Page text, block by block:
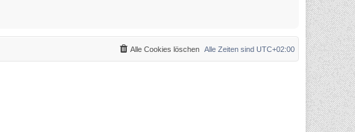
Alle Zeiten sind UTC+02:00
Alle Cookies löschen